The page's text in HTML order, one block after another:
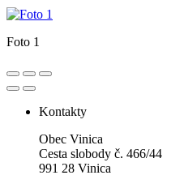
Foto 1
Kontakty
Obec Vinica
Cesta slobody č. 466/44
991 28 Vinica